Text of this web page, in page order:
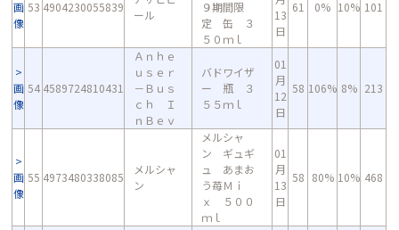
画
像
53 4904230055839
ール
９期間限
定 缶 ３
５０ｍｌ
13
日
61 0% 10% 101
画
像
54 4589724810431
Ａｎｈｅ
ｕｓｅｒ
－Ｂｕｓ
ｃｈ Ｉ
ｎＢｅｖ
バドワイザ
ー 瓶 ３
５５ｍｌ
01
月
12
日
58 106% 8% 213
画
像
55 4973480338085
メルシャ
ン
メルシャ
ン ギュギ
ュ あまお
う苺Ｍｉ
ｘ ５００
ｍｌ
01
月
13
日
58 80% 10% 468